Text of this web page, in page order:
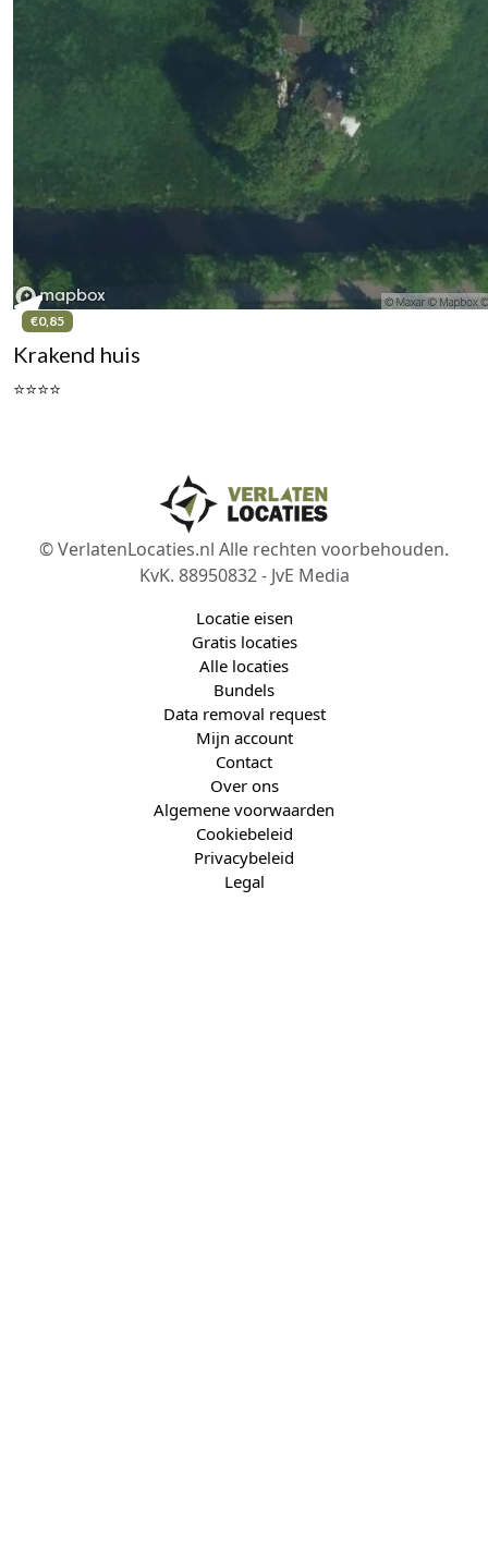
€0,85
Krakend huis
⭐⭐⭐⭐
© VerlatenLocaties.nl Alle rechten voorbehouden.
KvK. 88950832 - JvE Media
Locatie eisen
Gratis locaties
Alle locaties
Bundels
Data removal request
Mijn account
Contact
Over ons
Algemene voorwaarden
Cookiebeleid
Privacybeleid
Legal